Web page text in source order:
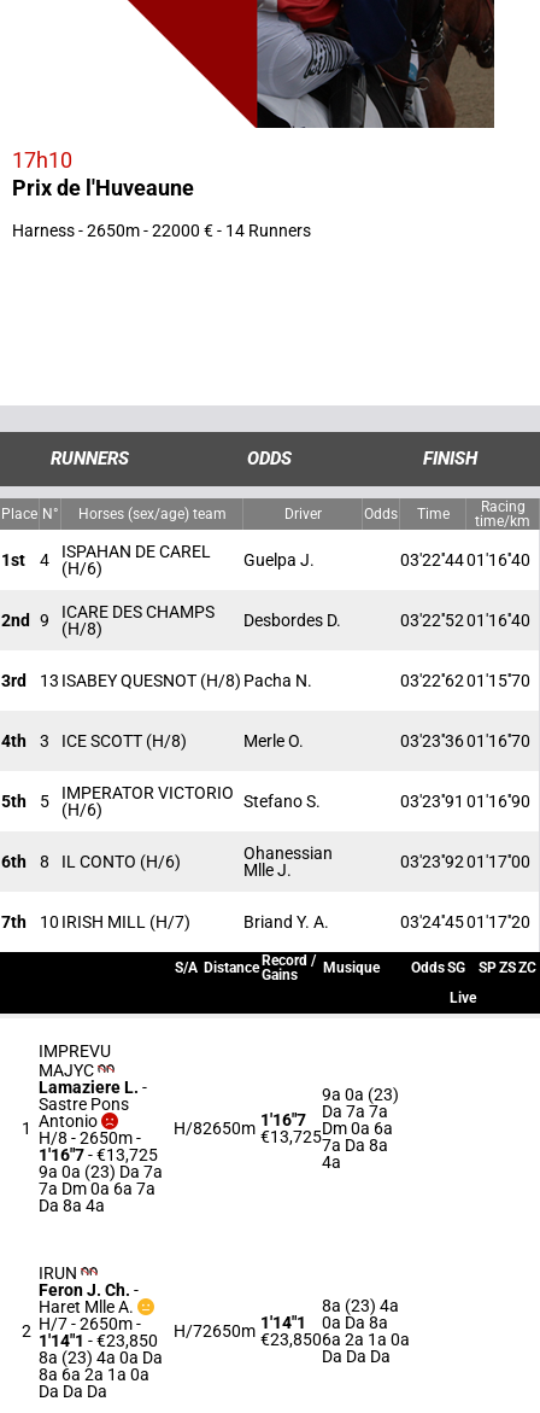
17h10
Prix de l'Huveaune
Harness - 2650m - 22000 € - 14 Runners
RUNNERS ODDS FINISH
Place N° Horses (sex/age) team Driver Odds Time
Racing
time/km
1st 4
ISPAHAN DE CAREL
(H/6)
Guelpa J. 03'22''4401'16''40
2nd 9
ICARE DES CHAMPS
(H/8)
Desbordes D. 03'22''5201'16''40
3rd 13 ISABEY QUESNOT (H/8) Pacha N. 03'22''6201'15''70
4th 3 ICE SCOTT (H/8) Merle O. 03'23''3601'16''70
5th 5
IMPERATOR VICTORIO
(H/6)
Stefano S. 03'23''91 01'16''90
6th 8 IL CONTO (H/6)
Ohanessian
Mlle J.
03'23''9201'17''00
7th 10 IRISH MILL (H/7) Briand Y. A. 03'24''4501'17''20
S/A Distance Record /
Gains
Musique OddsSG SPZSZC
Live
1
IMPREVU
MAJYC
Lamaziere L. -
Sastre Pons
Antonio
H/8 - 2650m-
1'16"7- €13,725
9a 0a (23) Da 7a
7a Dm 0a 6a 7a
Da 8a 4a
H/82650m 1'16"7
€13,725
9a 0a (23)
Da 7a 7a
Dm 0a 6a
7a Da 8a
4a
2
IRUN
Feron J. Ch. -
Haret Mlle A.
H/7 - 2650m-
1'14"1 - €23,850
8a (23) 4a 0a Da
8a 6a 2a 1a 0a
Da Da Da
H/72650m 1'14"1
€23,850
8a (23) 4a
0a Da 8a
6a 2a 1a 0a
Da Da Da